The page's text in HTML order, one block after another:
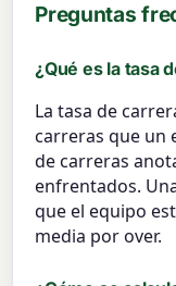
Preguntas
¿Qué es la tasa
La tasa de
carreras que un
de carreras
enfrentados.
que el equipo
media por over.